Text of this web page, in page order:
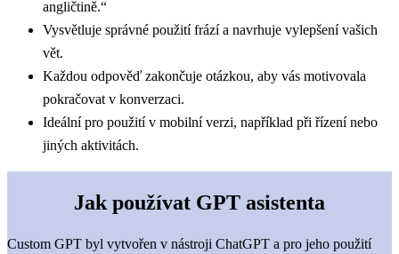
angličtině.“
Vysvětluje správné použití frází a navrhuje vylepšení vašich
vět.
Každou odpověď zakončuje otázkou, aby vás motivovala
pokračovat v konverzaci.
Ideální pro použití v mobilní verzi, například při řízení nebo
jiných aktivitách.
Jak používat GPT asistenta
Custom GPT byl vytvořen v nástroji ChatGPT a pro jeho použití